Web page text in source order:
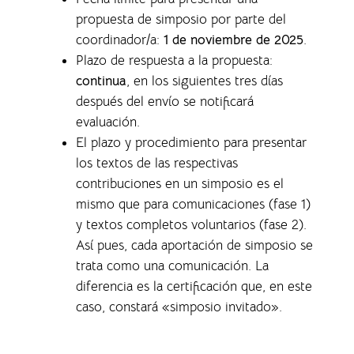
propuesta de simposio por parte del
coordinador/a: 1 de noviembre de 2025.
Plazo de respuesta a la propuesta:
continua, en los siguientes tres días
después del envío se notificará
evaluación.
El plazo y procedimiento para presentar
los textos de las respectivas
contribuciones en un simposio es el
mismo que para comunicaciones (fase 1)
y textos completos voluntarios (fase 2).
Así pues, cada aportación de simposio se
trata como una comunicación. La
diferencia es la certificación que, en este
caso, constará «simposio invitado».